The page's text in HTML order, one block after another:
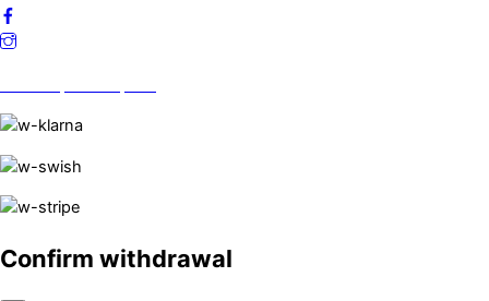
Confirm withdrawal